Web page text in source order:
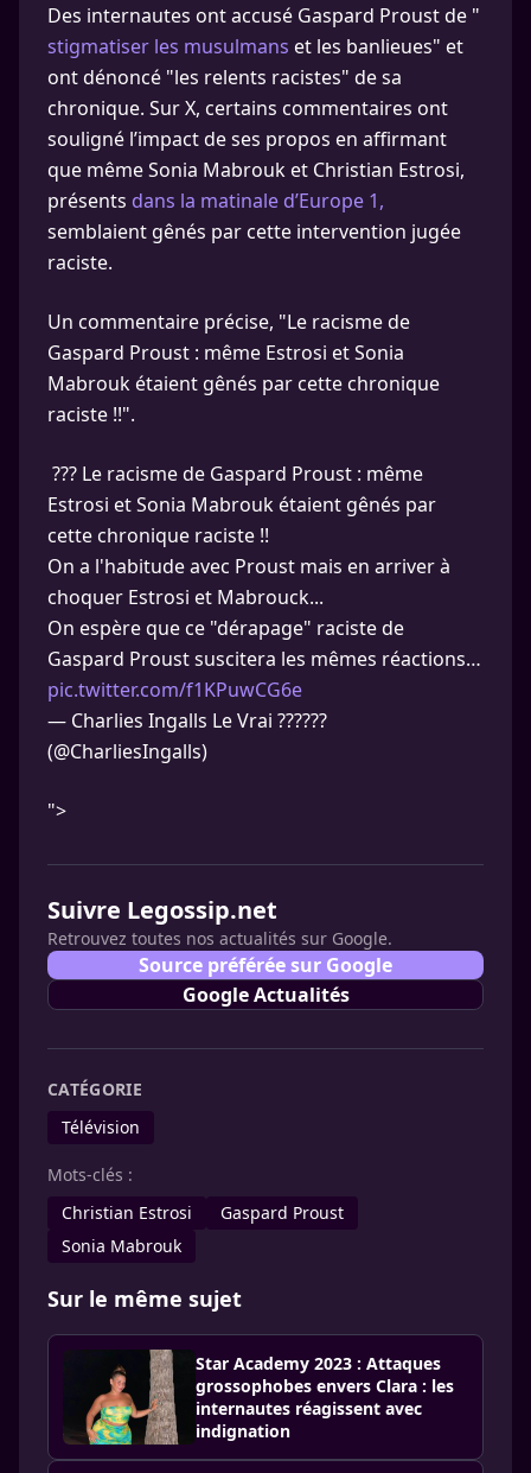
Des internautes ont accusé Gaspard Proust de "
stigmatiser les musulmans et les banlieues" et
ont dénoncé "les relents racistes" de sa
chronique. Sur X, certains commentaires ont
souligné l’impact de ses propos en affirmant
que même Sonia Mabrouk et Christian Estrosi,
présents dans la matinale d’Europe 1,
semblaient gênés par cette intervention jugée
raciste.
Un commentaire précise, "Le racisme de
Gaspard Proust : même Estrosi et Sonia
Mabrouk étaient gênés par cette chronique
raciste !!".
??? Le racisme de Gaspard Proust : même
Estrosi et Sonia Mabrouk étaient gênés par
cette chronique raciste !!
On a l'habitude avec Proust mais en arriver à
choquer Estrosi et Mabrouck...
On espère que ce "dérapage" raciste de
Gaspard Proust suscitera les mêmes réactions…
pic.twitter.com/f1KPuwCG6e
— Charlies Ingalls Le Vrai ??????
(@CharliesIngalls)
">
Suivre Legossip.net
Retrouvez toutes nos actualités sur Google.
Source préférée sur Google
Google Actualités
CATÉGORIE
Télévision
Mots-clés :
Christian Estrosi
Gaspard Proust
Sonia Mabrouk
Sur le même sujet
Star Academy 2023 : Attaques
grossophobes envers Clara : les
internautes réagissent avec
indignation